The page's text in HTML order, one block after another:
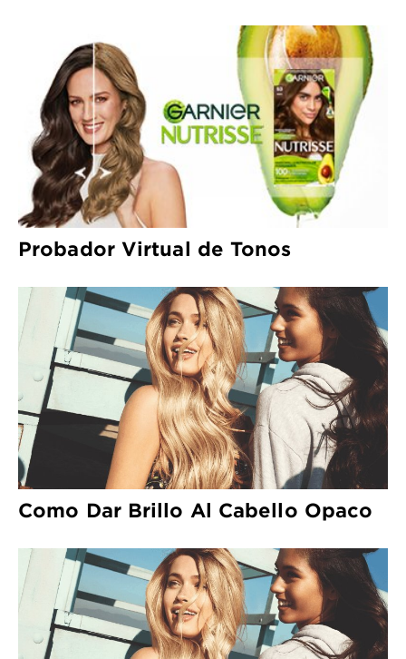
Probador Virtual de Tonos
Como Dar Brillo Al Cabello Opaco